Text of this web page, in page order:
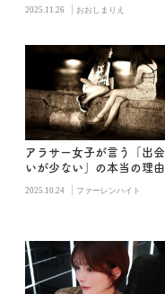
2025.11.26 | おおしまりえ
アラサー女子が言う「出会
いが少ない」の本当の理由
2025.10.24 | ファーレンハイト